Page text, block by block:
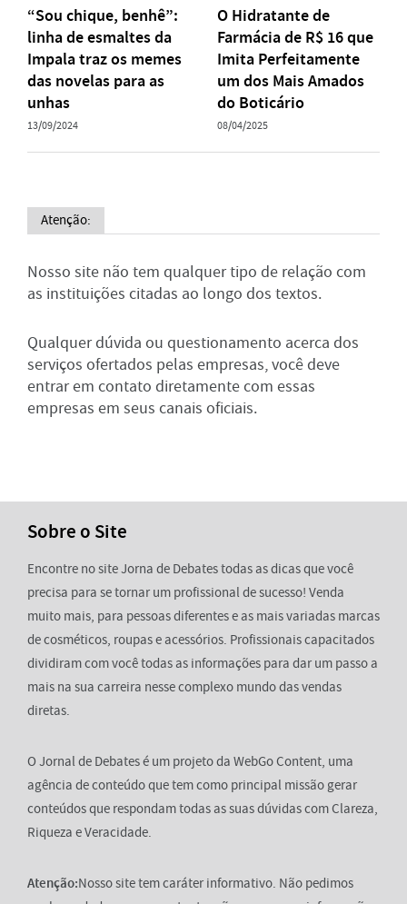
“Sou chique, benhê”:
linha de esmaltes da
Impala traz os memes
das novelas para as
unhas
13/09/2024
O Hidratante de
Farmácia de R$ 16 que
Imita Perfeitamente
um dos Mais Amados
do Boticário
08/04/2025
Atenção:
Nosso site não tem qualquer tipo de relação com
as instituições citadas ao longo dos textos.
Qualquer dúvida ou questionamento acerca dos
serviços ofertados pelas empresas, você deve
entrar em contato diretamente com essas
empresas em seus canais oficiais.
Sobre o Site
Encontre no site Jorna de Debates todas as dicas que você
precisa para se tornar um profissional de sucesso! Venda
muito mais, para pessoas diferentes e as mais variadas marcas
de cosméticos, roupas e acessórios. Profissionais capacitados
dividiram com você todas as informações para dar um passo a
mais na sua carreira nesse complexo mundo das vendas
diretas.
O Jornal de Debates é um projeto da WebGo Content, uma
agência de conteúdo que tem como principal missão gerar
conteúdos que respondam todas as suas dúvidas com Clareza,
Riqueza e Veracidade.
Atenção:Nosso site tem caráter informativo. Não pedimos